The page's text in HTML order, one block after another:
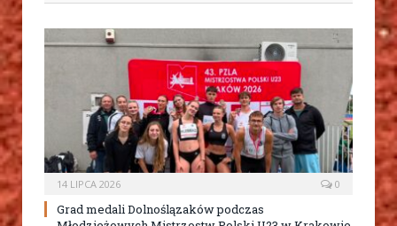
14 LIPCA 2026 0
Grad medali Dolnoślązaków podczas